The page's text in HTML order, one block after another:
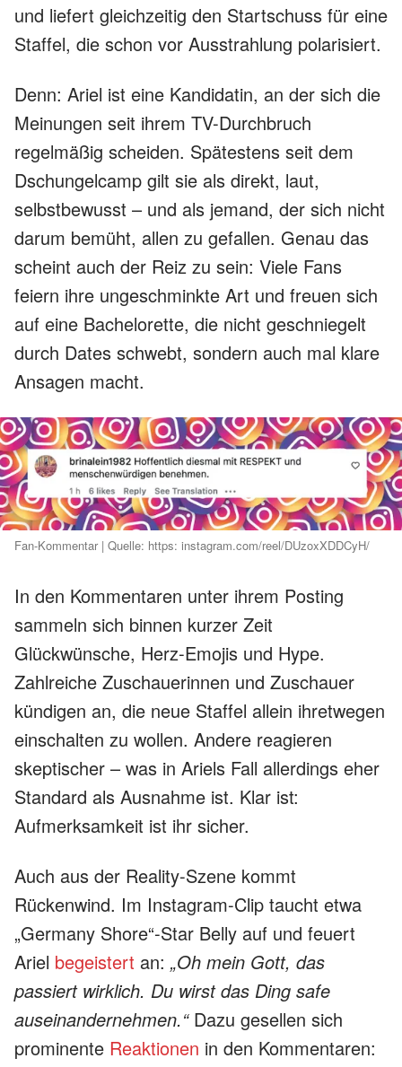
und liefert gleichzeitig den Startschuss für eine
Staffel, die schon vor Ausstrahlung polarisiert.
Denn: Ariel ist eine Kandidatin, an der sich die
Meinungen seit ihrem TV-Durchbruch
regelmäßig scheiden. Spätestens seit dem
Dschungelcamp gilt sie als direkt, laut,
selbstbewusst – und als jemand, der sich nicht
darum bemüht, allen zu gefallen. Genau das
scheint auch der Reiz zu sein: Viele Fans
feiern ihre ungeschminkte Art und freuen sich
auf eine Bachelorette, die nicht geschniegelt
durch Dates schwebt, sondern auch mal klare
Ansagen macht.
Fan-Kommentar | Quelle: https: instagram.com/reel/DUzoxXDDCyH/
In den Kommentaren unter ihrem Posting
sammeln sich binnen kurzer Zeit
Glückwünsche, Herz-Emojis und Hype.
Zahlreiche Zuschauerinnen und Zuschauer
kündigen an, die neue Staffel allein ihretwegen
einschalten zu wollen. Andere reagieren
skeptischer – was in Ariels Fall allerdings eher
Standard als Ausnahme ist. Klar ist:
Aufmerksamkeit ist ihr sicher.
Auch aus der Reality-Szene kommt
Rückenwind. Im Instagram-Clip taucht etwa
„Germany Shore“-Star Belly auf und feuert
Ariel begeistert an: „Oh mein Gott, das
passiert wirklich. Du wirst das Ding safe
auseinandernehmen.“ Dazu gesellen sich
prominente Reaktionen in den Kommentaren: